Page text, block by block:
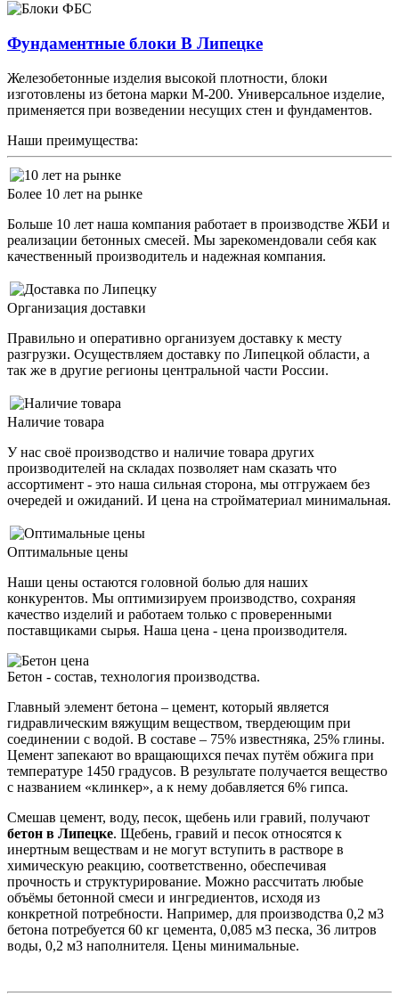
Фундаментные блоки В Липецке
Железобетонные изделия высокой плотности, блоки
изготовлены из бетона марки М-200. Универсальное изделие,
применяется при возведении несущих стен и фундаментов.
Наши преимущества:
Более 10 лет на рынке
Больше 10 лет наша компания работает в производстве ЖБИ и
реализации бетонных смесей. Мы зарекомендовали себя как
качественный производитель и надежная компания.
Организация доставки
Правильно и оперативно организуем доставку к месту
разгрузки. Осуществляем доставку по Липецкой области, а
так же в другие регионы центральной части России.
Наличие товара
У нас своё производство и наличие товара других
производителей на складах позволяет нам сказать что
ассортимент - это наша сильная сторона, мы отгружаем без
очередей и ожиданий. И цена на стройматериал минимальная.
Оптимальные цены
Наши цены остаются головной болью для наших
конкурентов. Мы оптимизируем производство, сохраняя
качество изделий и работаем только с проверенными
поставщиками сырья. Наша цена - цена производителя.
Бетон - состав, технология производства.
Главный элемент бетона – цемент, который является
гидравлическим вяжущим веществом, твердеющим при
соединении с водой. В составе – 75% известняка, 25% глины.
Цемент запекают во вращающихся печах путём обжига при
температуре 1450 градусов. В результате получается вещество
с названием «клинкер», а к нему добавляется 6% гипса.
Смешав цемент, воду, песок, щебень или гравий, получают
бетон в Липецке. Щебень, гравий и песок относятся к
инертным веществам и не могут вступить в растворе в
химическую реакцию, соответственно, обеспечивая
прочность и структурирование. Можно рассчитать любые
объёмы бетонной смеси и ингредиентов, исходя из
конкретной потребности. Например, для производства 0,2 м3
бетона потребуется 60 кг цемента, 0,085 м3 песка, 36 литров
воды, 0,2 м3 наполнителя. Цены минимальные.